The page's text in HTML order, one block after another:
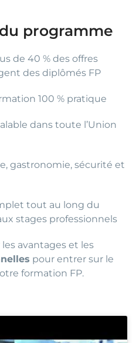
programme
de 40 % des offres
des diplômés FP
100 % pratique
dans toute l’Union
gastronomie, sécurité et
tout au long du
stages professionnels
avantages et les
pour entrer sur le
formation FP.